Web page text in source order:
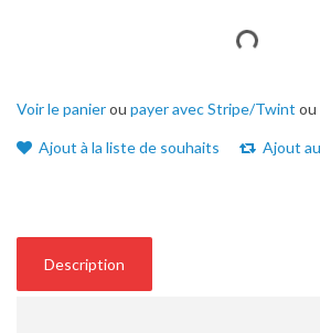
Voir le panierou payer avec Stripe/Twint ou
Ajout à la liste de souhaits Ajout
Description